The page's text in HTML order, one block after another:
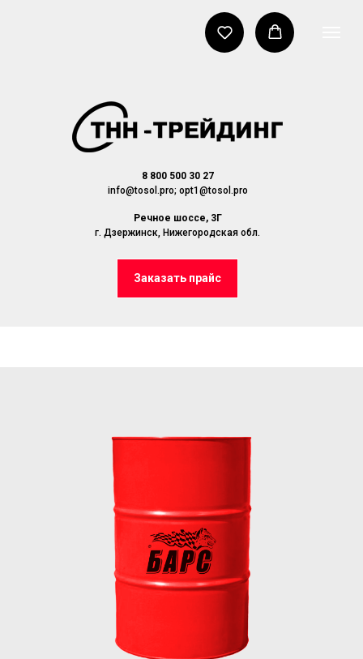
8 800 500 30 27
info@tosol.pro; opt1@tosol.pro
Речное шоссе, 3Г
г. Дзержинск, Нижегородская обл.
Заказать прайс